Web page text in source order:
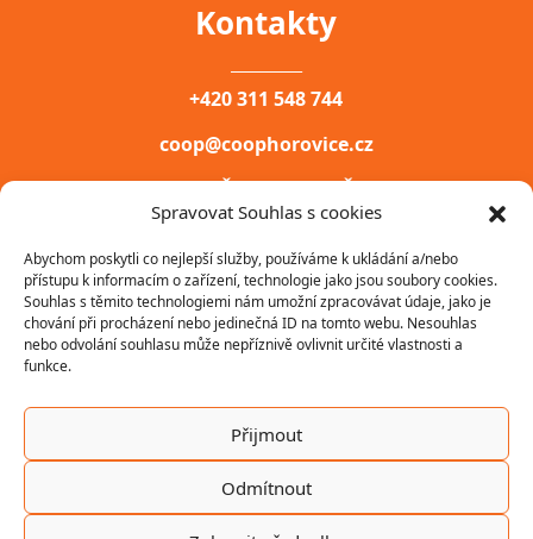
Spravovat Souhlas s cookies
Abychom poskytli co nejlepší služby, používáme k ukládání a/nebo
přístupu k informacím o zařízení, technologie jako jsou soubory cookies.
Souhlas s těmito technologiemi nám umožní zpracovávat údaje, jako je
chování při procházení nebo jedinečná ID na tomto webu. Nesouhlas
nebo odvolání souhlasu může nepříznivě ovlivnit určité vlastnosti a
funkce.
Přijmout
Odmítnout
Kontakty
+420 311 548 744
coop@coophorovice.cz
COOP HOŘOVICE, DRUŽSTVO
HOŘOVICE, 268 40
IČ: 00031747
2022 ©COOP Hořovice, družstvo